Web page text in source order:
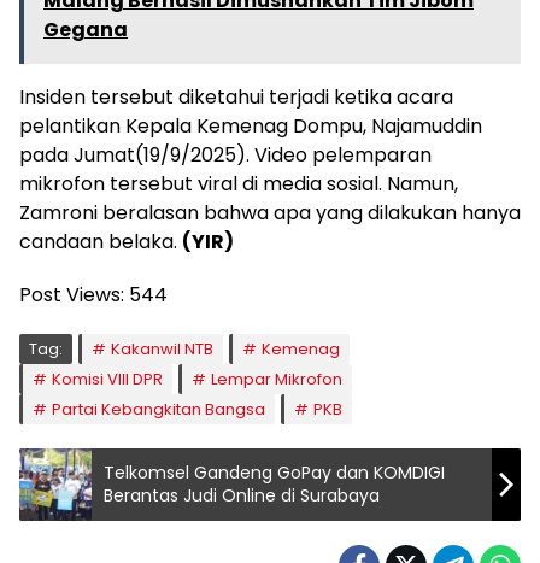
Gegana
Insiden tersebut diketahui terjadi ketika acara
pelantikan Kepala Kemenag Dompu, Najamuddin
pada Jumat(19/9/2025). Video pelemparan
mikrofon tersebut viral di media sosial. Namun,
Zamroni beralasan bahwa apa yang dilakukan hanya
candaan belaka. (YIR)
Post Views: 544
Tag: Kakanwil NTB
Kemenag
Komisi VIII DPR
Lempar Mikrofon
Partai Kebangkitan Bangsa
PKB
Telkomsel Gandeng GoPay dan KOMDIGI
Berantas Judi Online di Surabaya